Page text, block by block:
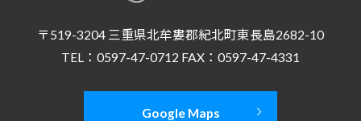
〒519-3204 三重県北牟婁郡紀北町東長島2682-10
TEL：0597-47-0712 FAX：0597-47-4331
Google Maps